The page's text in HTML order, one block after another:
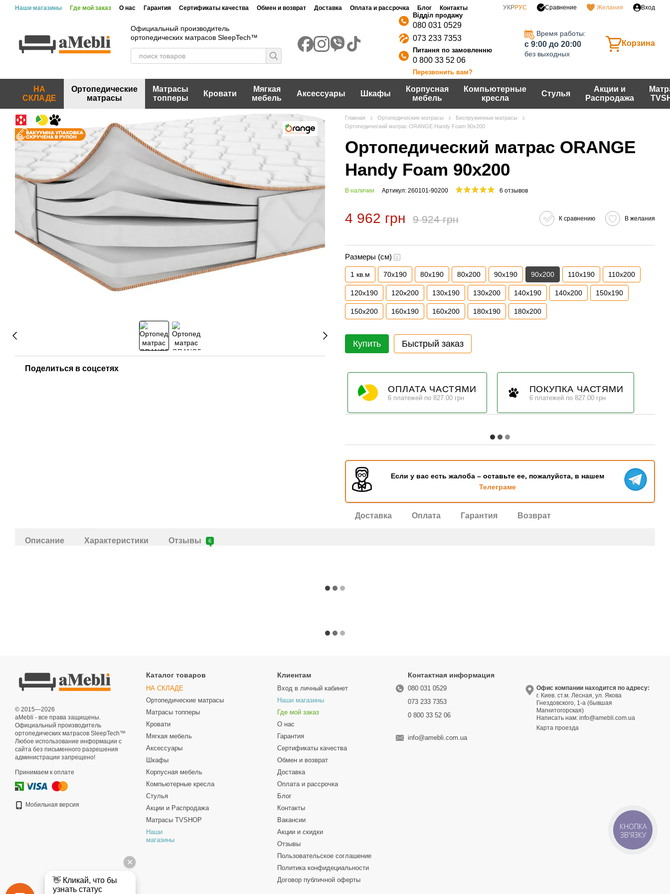
Перейти к основному контенту
Наши магазины Где мой заказ О нас Гарантия Сертификаты качества Обмен и возврат Доставка Оплата и рассрочка Блог
Контакты
Договор публичной оферты
УКРРУС Сравнение Желания Вход
Официальный производитель
ортопедических матрасов SleepTech™
080 031 0529
073 233 7353
0 800 33 52 06
Перезвонить вам?
Время работы:
c 9:00 до 20:00
без выходных
Корзина
НА
СКЛАДЕ
Ортопедические
матрасы
Матрасы
топперы
Кровати
Мягкая
мебель
Аксессуары Шкафы
Корпусная
мебель
Компьютерные
кресла
Стулья
Акции и
Распродажа
Поделиться в соцсетях
Главная Ортопедические матрасы
Беспружинные матрасы
Ортопедический матрас ORANGE Handy Foam 90x200
Ортопедический матрас ORANGE
Handy Foam 90x200
В наличии Артикул: 260101-90200 6 отзывов
4 962 грн 9 924 грн К сравнению В желания
Размеры (см)
1 кв.м 70х190 80х190 80х200 90х190 90х200 110х190 110х200
120х190 120х200 130х190 130х200 140х190 140х200 150х190
150х200 160х190 160х200 180х190 180х200
Купить Быстрый заказ
ОПЛАТА ЧАСТЯМИ
6 платежей по 827.00 грн
ПОКУПКА ЧАСТЯМИ
6 платежей по 827.00 грн
Если у вас есть жалоба – оставьте ее, пожалуйста, в нашем
Телеграме
Доставка Оплата Гарантия Возврат
Описание Характеристики Отзывы 6
© 2015—2026
aMebli - все права защищены.
Официальный производитель
ортопедических матрасов SleepTech™
Любое использование информации с
сайта без письменного разрешения
администрации запрещено!
Принимаем к оплате
Мобильная версия
Каталог товаров
НА СКЛАДЕ
Ортопедические матрасы
Матрасы топперы
Кровати
Мягкая мебель
Аксессуары
Шкафы
Корпусная мебель
Компьютерные кресла
Стулья
Акции и Распродажа
Матрасы TVSHOP
Наши
магазины
Клиентам
Вход в личный кабинет
Наши магазины
Где мой заказ
О нас
Гарантия
Сертификаты качества
Обмен и возврат
Доставка
Оплата и рассрочка
Блог
Контакты
Вакансии
Акции и скидки
Отзывы
Пользовательское соглашение
Политика конфидециальности
Договор публичной оферты
Контактная информация
080 031 0529
073 233 7353
0 800 33 52 06
info@amebli.com.ua
Офис компании находится по адресу:
г. Киев. ст.м. Лесная, ул. Якова
Гнездовского, 1-а (бывшая
Магнитогорская)
Написать нам:info@amebli.com.ua
Карта проезда
КНОПКА
ЗВ'ЯЗКУ